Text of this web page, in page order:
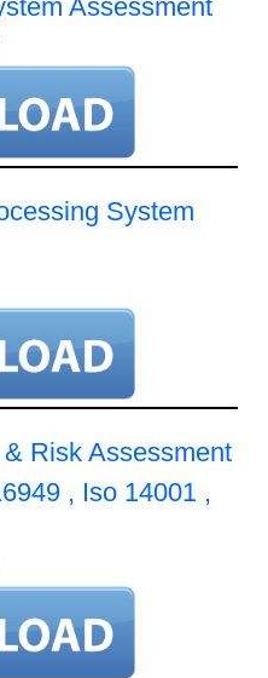
Assessment
System
Risk Assessment
, Iso 14001 ,